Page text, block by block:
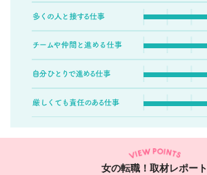
女の転職！取材レポート